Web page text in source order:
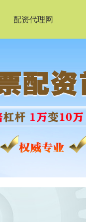
配资代理网